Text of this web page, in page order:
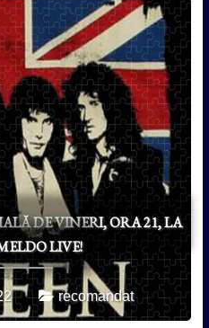
DE VINERI, ORA 21, LA
LIVE!
recomandat